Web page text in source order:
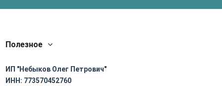
Полезное
ИП "Небыков Олег Петрович"
ИНН: 773570452760